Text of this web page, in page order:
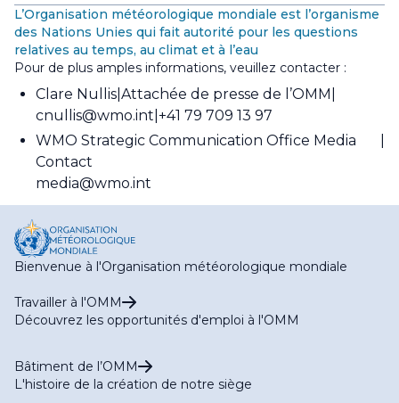
L’Organisation météorologique mondiale est l’organisme
des Nations Unies qui fait autorité pour les questions
relatives au temps, au climat et à l’eau
Pour de plus amples informations, veuillez contacter :
Clare Nullis Attachée de presse de l’OMM
cnullis@wmo.int +41 79 709 13 97
WMO Strategic Communication Office Media
Contact
media@wmo.int
Bienvenue à l'Organisation météorologique mondiale
Travailler à l'OMM
Découvrez les opportunités d'emploi à l'OMM
Bâtiment de l’OMM
L'histoire de la création de notre siège